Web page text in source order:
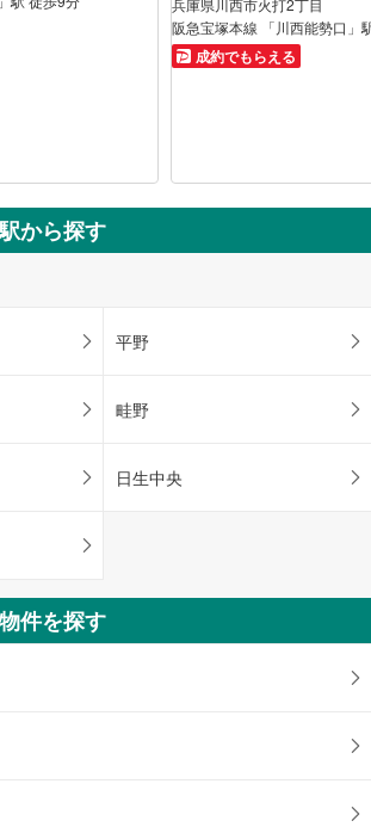
兵庫県川西市火打2丁目
阪急宝塚本線 「川西能勢口」
成約でもらえる
から探す
平野
畦野
日生中央
件を探す